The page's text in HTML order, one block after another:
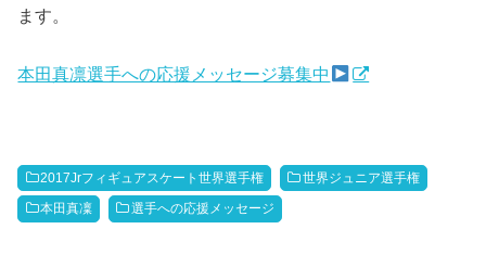
ます。
本田真凛選手への応援メッセージ募集中
2017Jrフィギュアスケート世界選手権 世界ジュニア選手権
本田真凜 選手への応援メッセージ